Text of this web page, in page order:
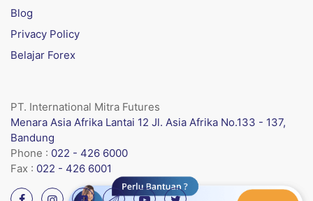
Blog
Privacy Policy
Belajar Forex
PT. International Mitra Futures
Menara Asia Afrika Lantai 12 Jl. Asia Afrika No.133 - 137,
Bandung
Phone : 022 - 426 6000
Fax : 022 - 426 6001